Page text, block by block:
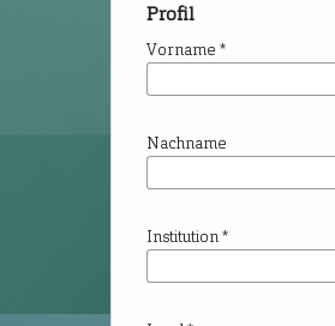
Profil
Vorname *
Nachname
Institution*